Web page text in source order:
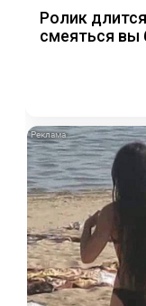
Ролик
смеяться вы